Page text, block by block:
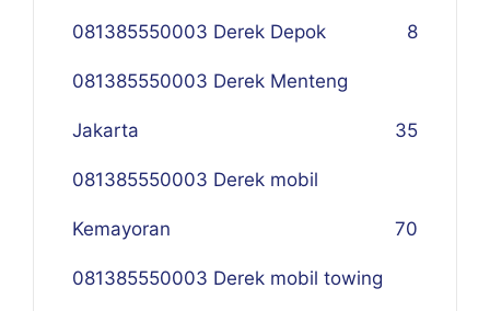
081385550003 Derek Depok 8
081385550003 Derek Menteng
Jakarta 35
081385550003 Derek mobil
Kemayoran 70
081385550003 Derek mobil towing